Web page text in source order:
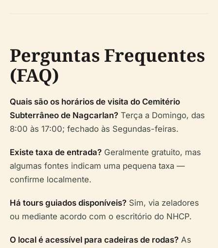
Perguntas Frequentes
(FAQ)
Quais são os horários de visita do Cemitério
Subterrâneo de Nagcarlan? Terça a Domingo, das
8:00 às 17:00; fechado às Segundas-feiras.
Existe taxa de entrada? Geralmente gratuito, mas
algumas fontes indicam uma pequena taxa —
confirme localmente.
Há tours guiados disponíveis? Sim, via zeladores
ou mediante acordo com o escritório do NHCP.
O local é acessível para cadeiras de rodas? As